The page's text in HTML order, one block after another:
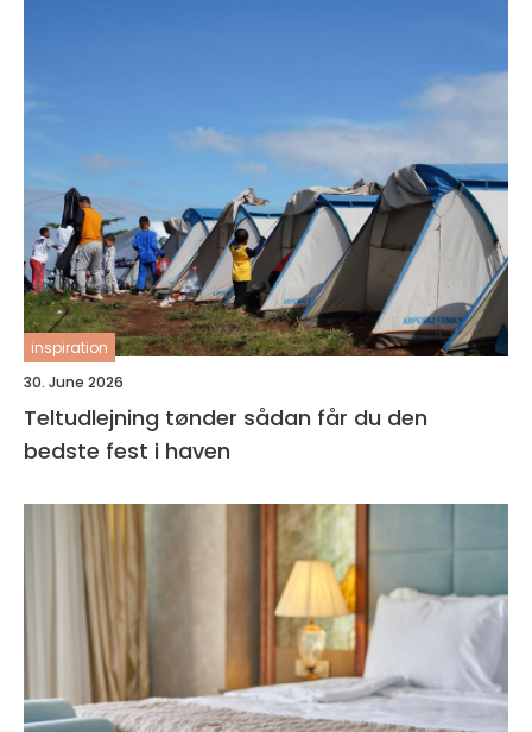
inspiration
30. June 2026
Teltudlejning tønder sådan får du den
bedste fest i haven